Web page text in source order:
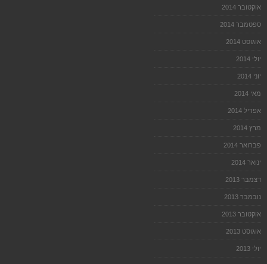
אוקטובר 2014
ספטמבר 2014
אוגוסט 2014
יולי 2014
יוני 2014
מאי 2014
אפריל 2014
מרץ 2014
פברואר 2014
ינואר 2014
דצמבר 2013
נובמבר 2013
אוקטובר 2013
אוגוסט 2013
יולי 2013